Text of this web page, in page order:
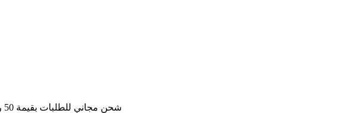
شحن مجاني للطلبات بقيمة 50 ريال فأكثر – تسوّق الآن واستفد من العرض